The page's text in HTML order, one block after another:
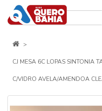
CJ MESA 6C LOPAS SINTONIA
C/VIDRO AVELA/AMENDOA